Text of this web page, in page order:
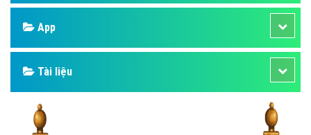
Facebook
Google
Bảng giá